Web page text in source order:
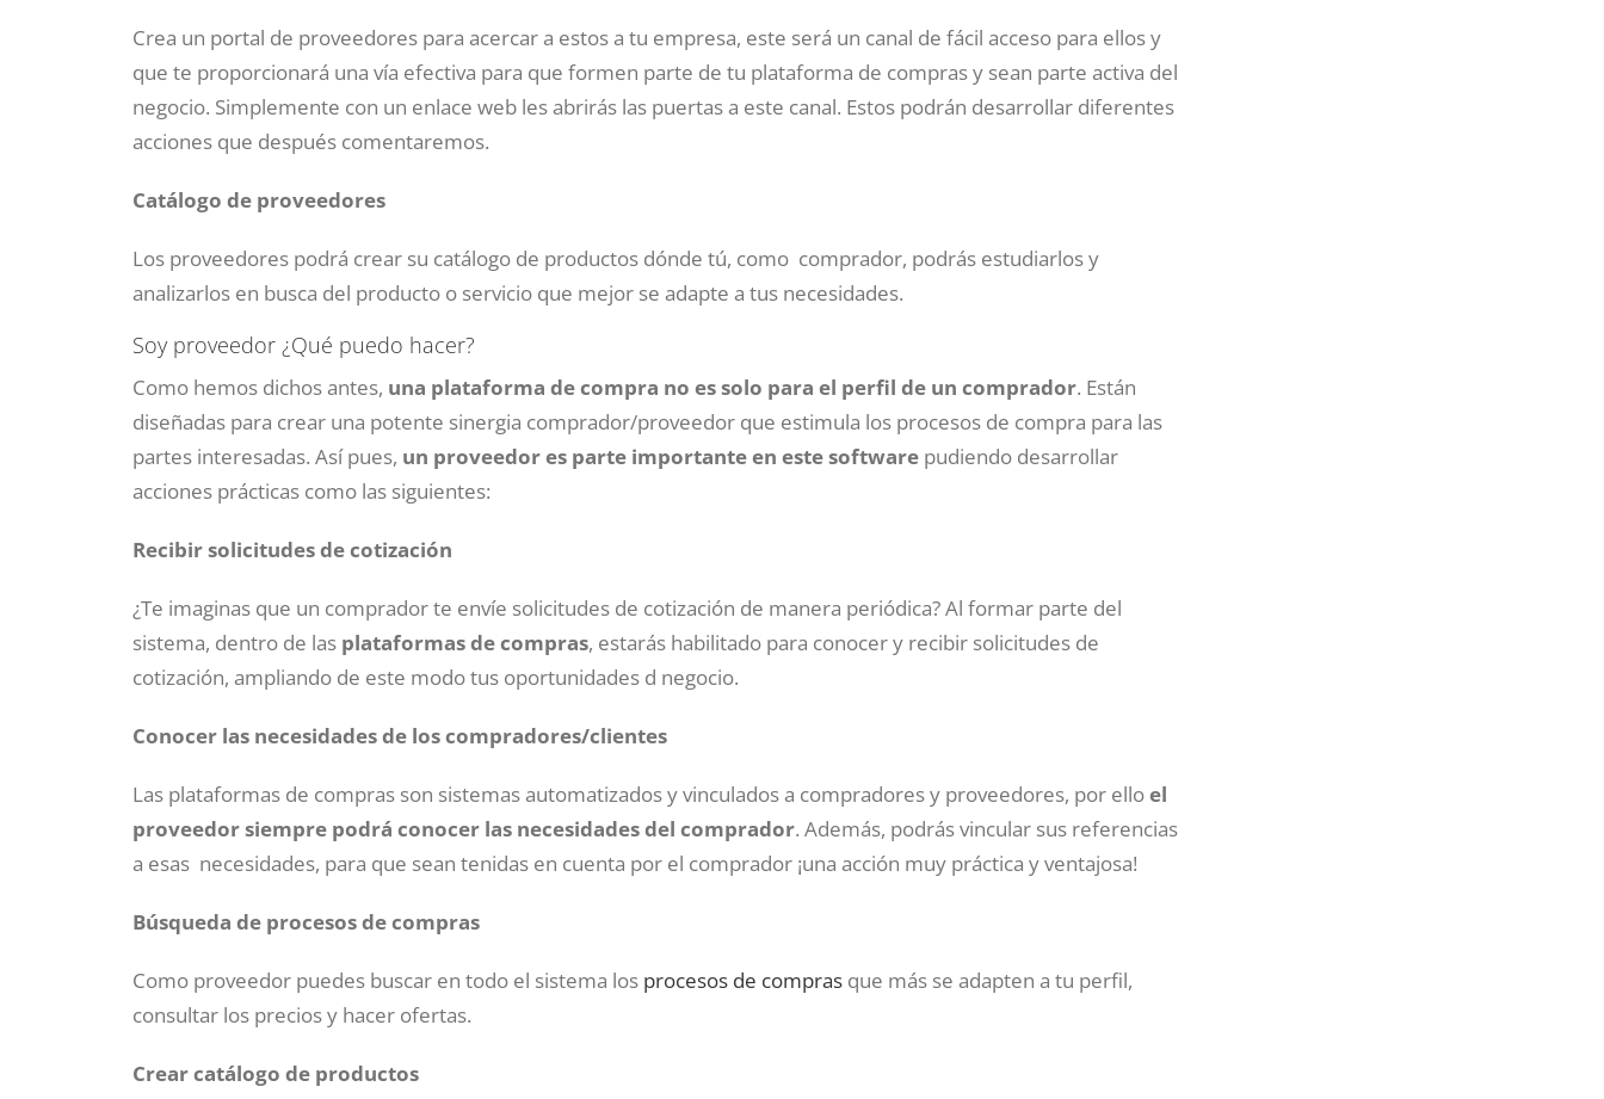
Crea un portal de proveedores para acercar a estos a tu empresa, este será un canal de fácil acceso para ellos y
que te proporcionará una vía efectiva para que formen parte de tu plataforma de compras y sean parte activa del
negocio. Simplemente con un enlace web les abrirás las puertas a este canal. Estos podrán desarrollar diferentes
acciones que después comentaremos.
Catálogo de proveedores
Los proveedores podrá crear su catálogo de productos dónde tú, como comprador, podrás estudiarlos y
analizarlos en busca del producto o servicio que mejor se adapte a tus necesidades.
Soy proveedor ¿Qué puedo hacer?
Como hemos dichos antes, una plataforma de compra no es solo para el perfil de un comprador. Están
diseñadas para crear una potente sinergia comprador/proveedor que estimula los procesos de compra para las
partes interesadas. Así pues, un proveedor es parte importante en este softwarepudiendo desarrollar
acciones prácticas como las siguientes:
Recibir solicitudes de cotización
¿Te imaginas que un comprador te envíe solicitudes de cotización de manera periódica? Al formar parte del
sistema, dentro de las plataformas de compras, estarás habilitado para conocer y recibir solicitudes de
cotización, ampliando de este modo tus oportunidades d negocio.
Conocer las necesidades de los compradores/clientes
Las plataformas de compras son sistemas automatizados y vinculados a compradores y proveedores, por elloel
proveedor siempre podrá conocer las necesidades del comprador. Además, podrás vincular sus referencias
a esas necesidades, para que sean tenidas en cuenta por el comprador ¡una acción muy práctica y ventajosa!
Búsqueda de procesos de compras
Como proveedor puedes buscar en todo el sistema los procesos de comprasque más se adapten a tu perfil,
consultar los precios y hacer ofertas.
Crear catálogo de productos